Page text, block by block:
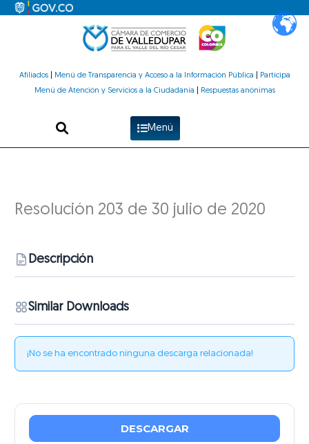
Afiliados| Menú de Transparencia y Acceso a la Información Pública
Participa
Menú de Atención y Servicios a la Ciudadanía
Respuestas anónimas
Menú
Resolución 203 de 30 julio de 2020
Descripción
Similar Downloads
¡No se ha encontrado ninguna descarga relacionada!
DESCARGAR